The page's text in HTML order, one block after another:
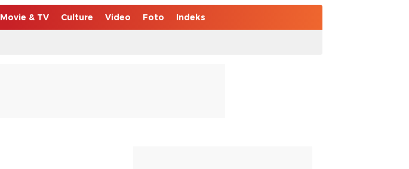
Movie & TV Culture Video Foto Indeks